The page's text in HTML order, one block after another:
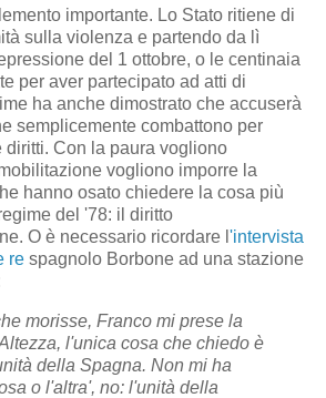
importante. Lo Stato ritiene di
sulla violenza e partendo da lì
del 1 ottobre, o le centinaia
per aver partecipato ad atti di
ha anche dimostrato che accuserà
semplicemente combattono per
diritti. Con la paura vogliono
vogliono imporre la
hanno osato chiedere la cosa più
del '78: il diritto
O è necessario ricordare l 'intervista
re spagnolo Borbone ad una stazione
morisse, Franco mi prese la
l'unica cosa che chiedo è
della Spagna. Non mi ha
o l'altra', no: l'unità della